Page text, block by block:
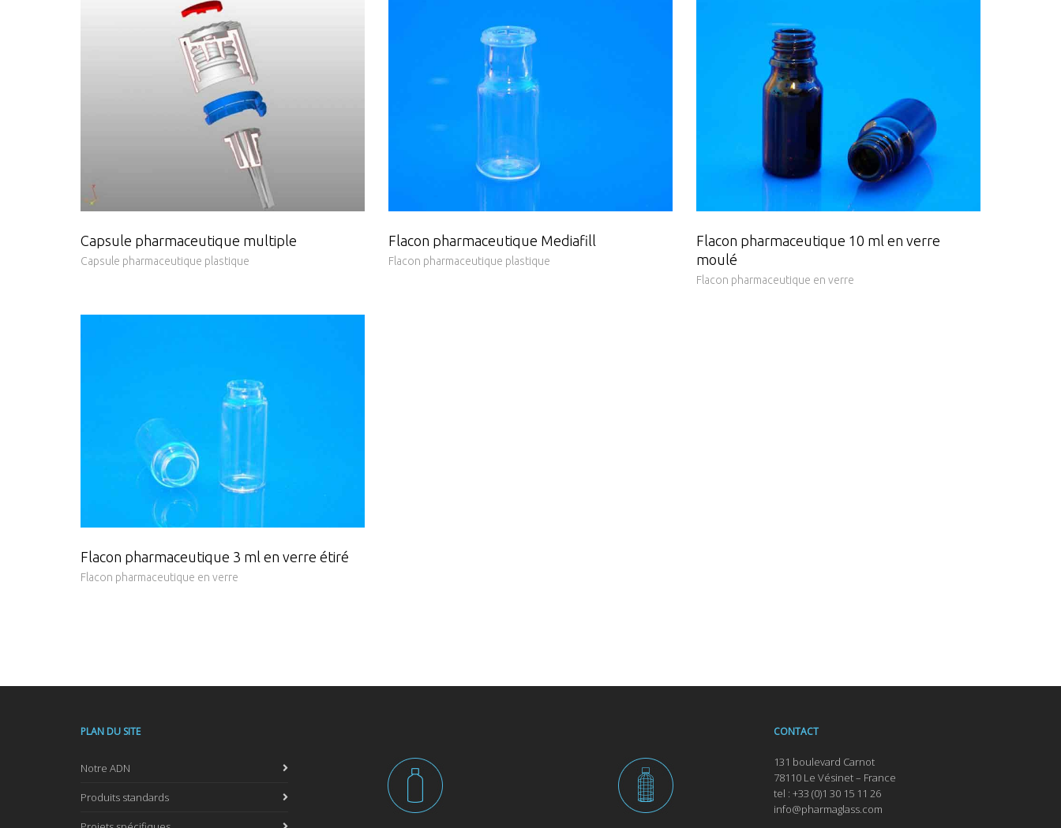
Capsule pharmaceutique multiple
Capsule pharmaceutique plastique
Flacon pharmaceutique Mediafill
Flacon pharmaceutique plastique
Flacon pharmaceutique 10 ml en verre
moulé
Flacon pharmaceutique en verre
Flacon pharmaceutique 3 ml en verre étiré
Flacon pharmaceutique en verre
PLAN DU SITE
Notre ADN
Produits standards
CONTACT
131 boulevard Carnot
78110 Le Vésinet – France
tel : +33 (0)1 30 15 11 26
info@pharmaglass.com